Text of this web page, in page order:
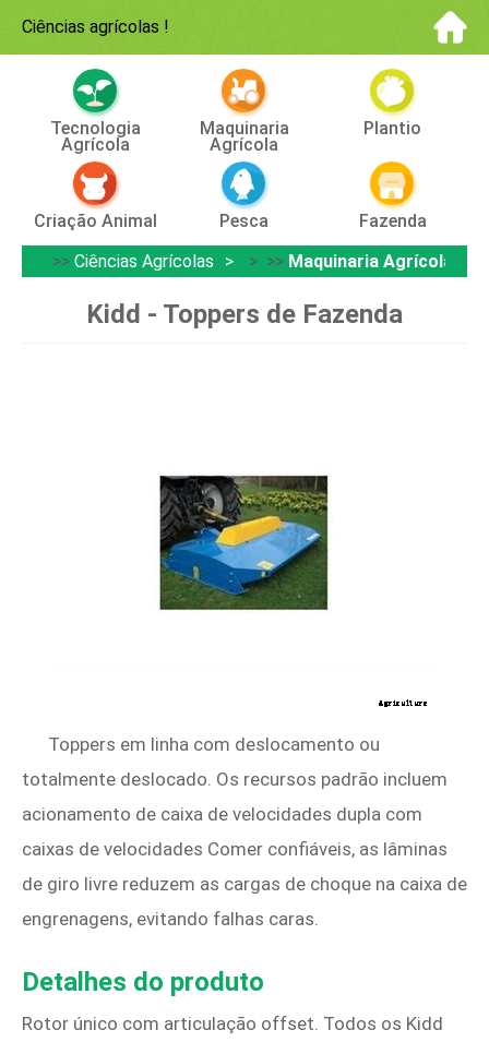
Ciências agrícolas !
Tecnologia
Agrícola
Maquinaria
Agrícola
Plantio
Criação Animal Pesca
Fazenda
>> Ciências Agrícolas > >> Maquinaria Agrícola
Kidd - Toppers de Fazenda
Toppers em linha com deslocamento ou
totalmente deslocado. Os recursos padrão incluem
acionamento de caixa de velocidades dupla com
caixas de velocidades Comer confiáveis, as lâminas
de giro livre reduzem as cargas de choque na caixa de
engrenagens, evitando falhas caras.
Detalhes do produto
Rotor único com articulação offset. Todos os Kidd